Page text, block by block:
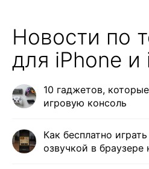
Новости по
для iPhone и
10 гаджетов,
игровую консоль
Как бесплатно
озвучкой в браузере